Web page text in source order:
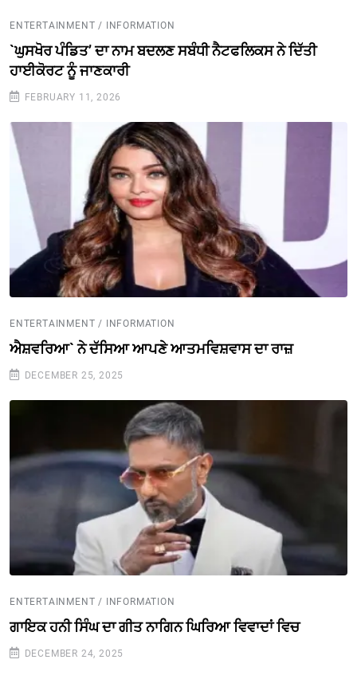
ENTERTAINMENT / INFORMATION
`ਘੁਸਖੋਰ ਪੰਡਿਤ’ ਦਾ ਨਾਮ ਬਦਲਣ ਸਬੰਧੀ ਨੈਟਫਲਿਕਸ ਨੇ ਦਿੱਤੀ
ਹਾਈਕੋਰਟ ਨੂੰ ਜਾਣਕਾਰੀ
FEBRUARY 11, 2026
ENTERTAINMENT / INFORMATION
ਐਸ਼ਵਰਿਆ` ਨੇ ਦੱਸਿਆ ਆਪਣੇ ਆਤਮਵਿਸ਼ਵਾਸ ਦਾ ਰਾਜ਼
DECEMBER 25, 2025
ENTERTAINMENT / INFORMATION
ਗਾਇਕ ਹਨੀ ਸਿੰਘ ਦਾ ਗੀਤ ਨਾਗਿਨ ਘਿਰਿਆ ਵਿਵਾਦਾਂ ਵਿਚ
DECEMBER 24, 2025